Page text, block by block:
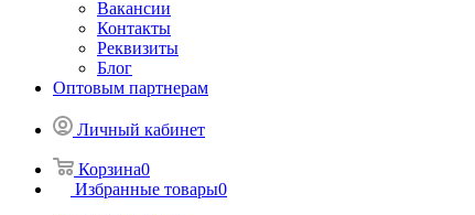
Вакансии
Контакты
Реквизиты
Блог
Оптовым партнерам
Личный кабинет
Корзина0
Избранные товары0